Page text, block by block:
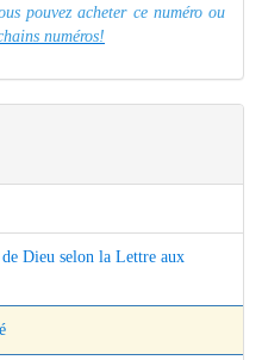
pouvez acheter ce numéro ou
numéros!
Dieu selon la Lettre aux